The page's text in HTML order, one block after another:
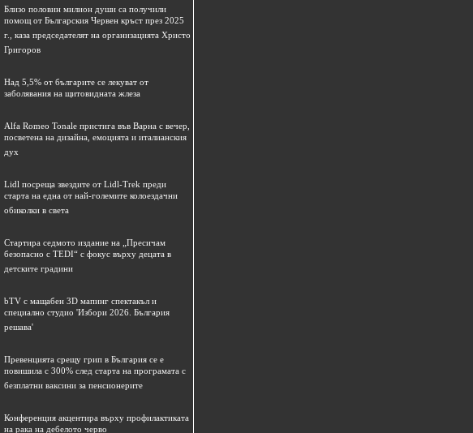
Близо половин милион души са получили
помощ от Българския Червен кръст през 2025
г., каза председателят на организацията Христо
Григоров
Над 5,5% от българите се лекуват от
заболявания на щитовидната жлеза
Alfa Romeo Tonale пристига във Варна с вечер,
посветена на дизайна, емоцията и италианския
дух
Lidl посреща звездите от Lidl-Trek преди
старта на една от най-големите колоездачни
обиколки в света
Стартира седмото издание на „Пресичам
безопасно с TEDI“ с фокус върху децата в
детските градини
bTV с мащабен 3D мапинг спектакъл и
специално студио 'Избори 2026. България
решава'
Превенцията срещу грип в България се е
повишила с 300% след старта на програмата с
безплатни ваксини за пенсионерите
Конференция акцентира върху профилактиката